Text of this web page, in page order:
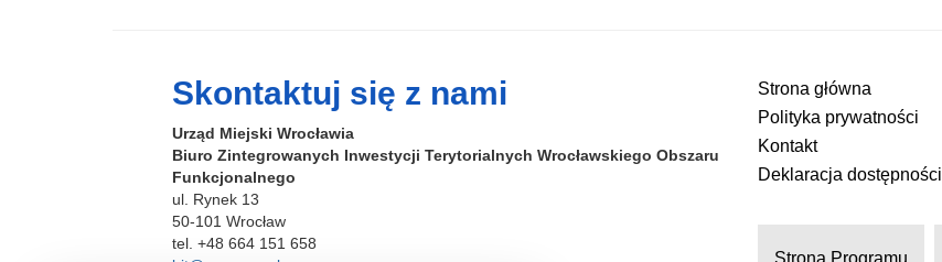
e
b
o
o
k
p
e
Skontaktuj się z nami
Urząd Miejski Wrocławia
Biuro Zintegrowanych Inwestycji Terytorialnych Wrocławskiego Obszaru
Funkcjonalnego
ul. Rynek 13
50-101 Wrocław
tel. +48 664 151 658
Strona główna
Polityka prywatności
Kontakt
Deklaracja dostępności
Strona Programu